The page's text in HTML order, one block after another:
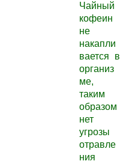
Чайный
кофеин
не
накапли
вается в
организ
ме,
таким
образом
нет
угрозы
отравле
ния